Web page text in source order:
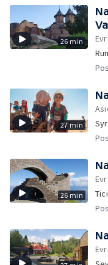
26 min
27 min
26 min